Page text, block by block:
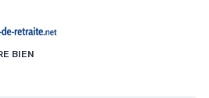
BIEN